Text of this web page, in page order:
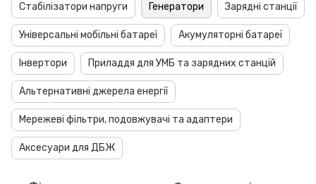
Стабілізатори напруги Генератори Зарядні станції
Універсальні мобільні батареї Акумуляторні батареї
Інвертори Приладдя для УМБ та зарядних станцій
Альтернативні джерела енергії
Мережеві фільтри, подовжувачі та адаптери
Аксесуари для ДБЖ